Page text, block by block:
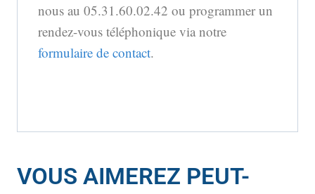
nous au 05.31.60.02.42 ou programmer un
rendez-vous téléphonique via notre
formulaire de contact.
VOUS AIMEREZ PEUT-